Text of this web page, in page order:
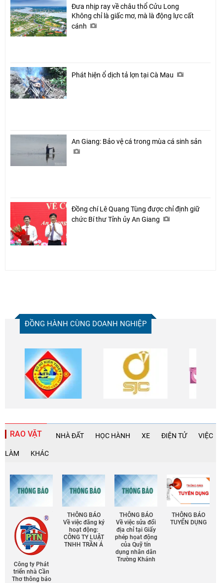
Đưa nhịp ray về châu thổ Cửu Long
Không chỉ là giấc mơ, mà là động lực cất
cánh
Phát hiện ổ dịch tả lợn tại Cà Mau
An Giang: Bảo vệ cá trong mùa cá sinh sản
Đồng chí Lê Quang Tùng được chỉ định giữ
chức Bí thư Tỉnh ủy An Giang
ĐỒNG HÀNH CÙNG DOANH NGHIỆP
RAO VẶT NHÀ ĐẤT HỌC HÀNH XE ĐIỆN TỬ VIỆC
LÀM KHÁC
Công ty Phát
triển nhà Cần
Thơ thông báo
THÔNG BÁO
Về việc đăng ký
hoạt động:
CÔNG TY LUẬT
TNHH TRẦN Á
THÔNG BÁO
Về việc sửa đổi
địa chỉ tại Giấy
phép họat động
của Quỹ tín
dụng nhân dân
Trường Khánh
THÔNG BÁO
TUYỂN DỤNG